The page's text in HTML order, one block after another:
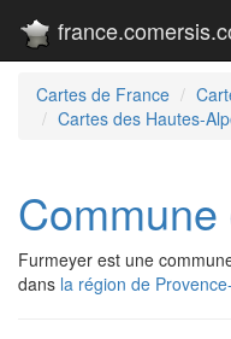
Cartes de France
Cartes des Hautes-
Furmeyer est une
dans la région de